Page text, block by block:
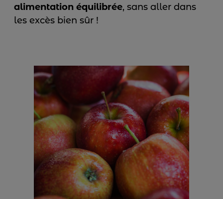
alimentation équilibrée, sans aller dans
les excès bien sûr !